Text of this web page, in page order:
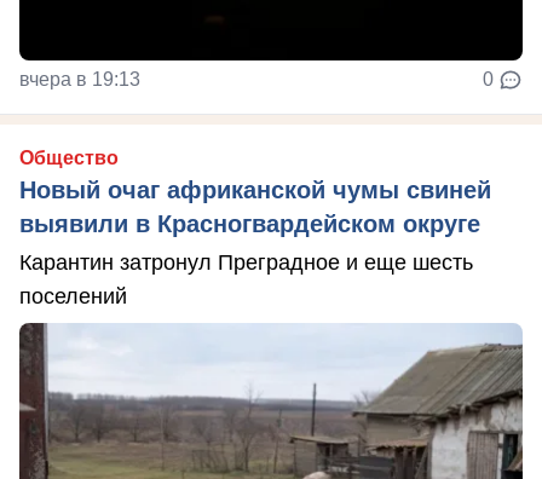
вчера в 19:13 0
Общество
Новый очаг африканской чумы свиней
выявили в Красногвардейском округе
Карантин затронул Преградное и еще шесть
поселений